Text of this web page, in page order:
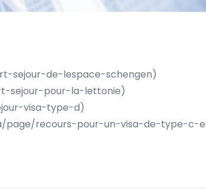
sejour-de-lespace-schengen)
sejour-pour-la-lettonie)
visa-type-d)
page/recours-pour-un-visa-de-type-c-